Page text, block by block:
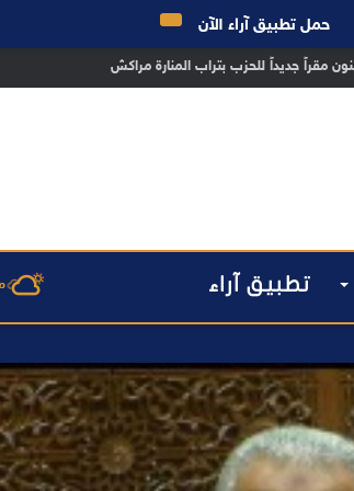
في تورطه في سرقة مسلحة..
تطبيق آراء
حمل تطبيق آراء الآن